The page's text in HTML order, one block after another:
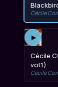
Cécile
▶
Cécile
vol.1)
Cécile